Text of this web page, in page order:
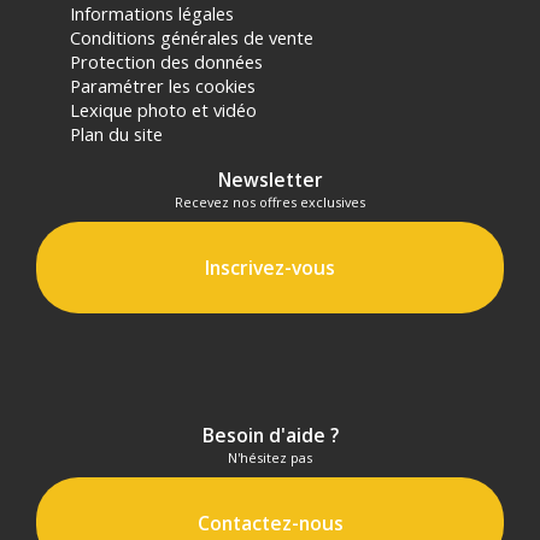
panier.Informations légales
Conditions générales de vente
Protection des données
Paramétrer les cookies
Lexique photo et vidéo
Plan du site
Newsletter
Recevez nos offres exclusives
Inscrivez-vous
Besoin d'aide ?
N'hésitez pas
Contactez-nous